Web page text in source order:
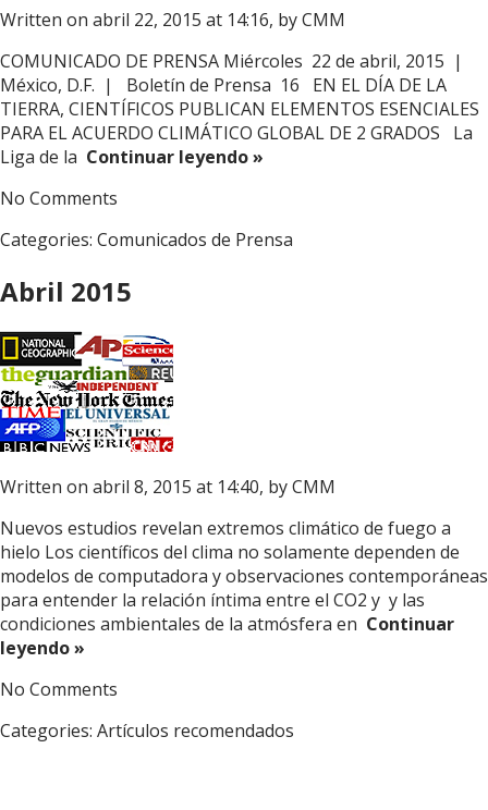
Written on abril 22, 2015 at 14:16, byCMM
COMUNICADO DE PRENSA Miércoles 22 de abril, 2015 |
México, D.F. | Boletín de Prensa 16 EN EL DÍA DE LA
TIERRA, CIENTÍFICOS PUBLICAN ELEMENTOS ESENCIALES
PARA EL ACUERDO CLIMÁTICO GLOBAL DE 2 GRADOS La
Liga de la Continuar leyendo »
No Comments
Categories: Comunicados de Prensa
Abril 2015
Written on abril 8, 2015 at 14:40, byCMM
Nuevos estudios revelan extremos climático de fuego a
hielo Los científicos del clima no solamente dependen de
modelos de computadora y observaciones contemporáneas
para entender la relación íntima entre el CO2 y y las
condiciones ambientales de la atmósfera en Continuar
leyendo »
No Comments
Categories: Artículos recomendados